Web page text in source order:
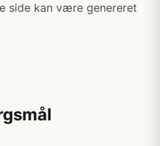
side kan være genereret